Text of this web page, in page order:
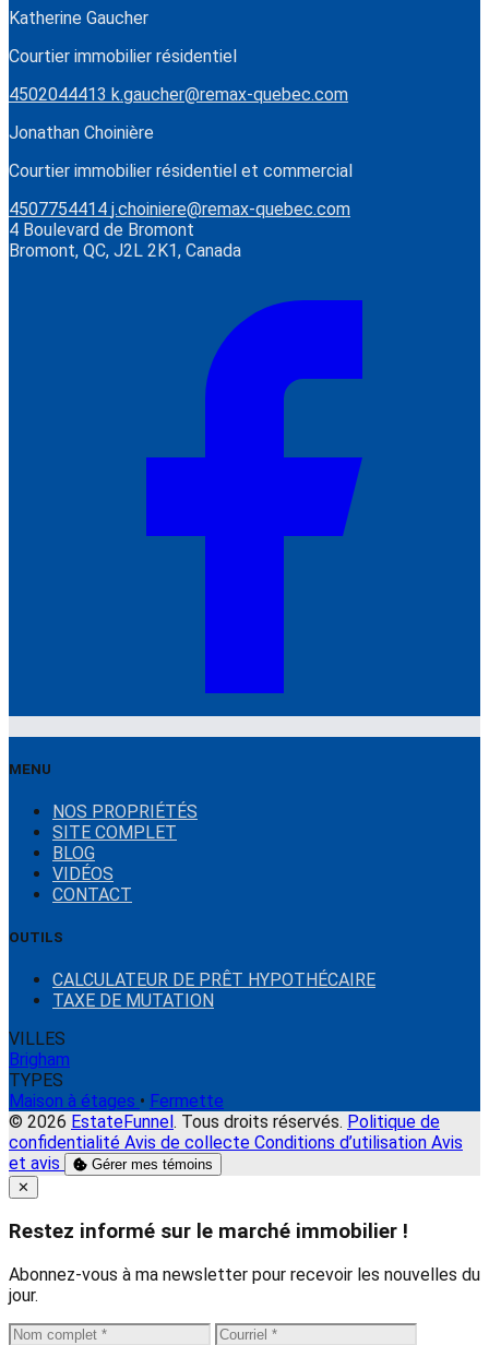
Katherine Gaucher
Courtier immobilier résidentiel
4502044413 k.gaucher@remax-quebec.com
Jonathan Choinière
Courtier immobilier résidentiel et commercial
4507754414 j.choiniere@remax-quebec.com
4 Boulevard de Bromont
Bromont, QC, J2L 2K1, Canada
MENU
NOS PROPRIÉTÉS
SITE COMPLET
BLOG
VIDÉOS
CONTACT
OUTILS
CALCULATEUR DE PRÊT HYPOTHÉCAIRE
TAXE DE MUTATION
VILLES
Brigham
TYPES
Maison à étages • Fermette
© 2026 EstateFunnel . Tous droits réservés. Politique de
confidentialité Avis de collecte Conditions d’utilisation Avis
et avis
Gérer mes témoins
Close
✕
Restez informé sur le marché immobilier !
Abonnez-vous à ma newsletter pour recevoir les nouvelles du
jour.